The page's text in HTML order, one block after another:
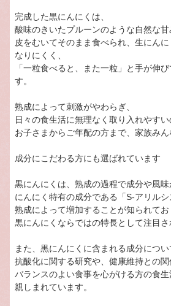
完成した黒にんにくは、
酸味のきいたプルーンのような自然な甘
皮をむいてそのまま食べられ、生にん
なりにくく、
「一粒食べると、また一粒」と手が伸
す。
熟成によって刺激がやわらぎ、
日々の食生活に無理なく取り入れやすい
お子さまからご年配の方まで、家族みん
成分にこだわる方にも選ばれています
黒にんにくは、熟成の過程で成分や風味
にんにく特有の成分である「S-アリルシ
熟成によって増加することが知られてお
黒にんにくならではの特長として注目さ
また、黒にんにくに含まれる成分につい
抗酸化に関する研究や、健康維持との関
バランスのよい食事を心がける方の食
親しまれています。